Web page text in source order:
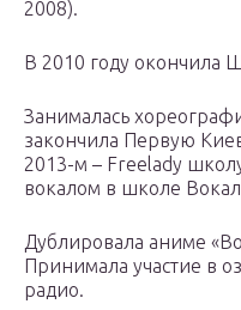
2008).
В 2010 году окончила
Занималась
закончила Первую
2013-м – Freelady
вокалом в школе
Дублировала аниме
Принимала участие в
радио.